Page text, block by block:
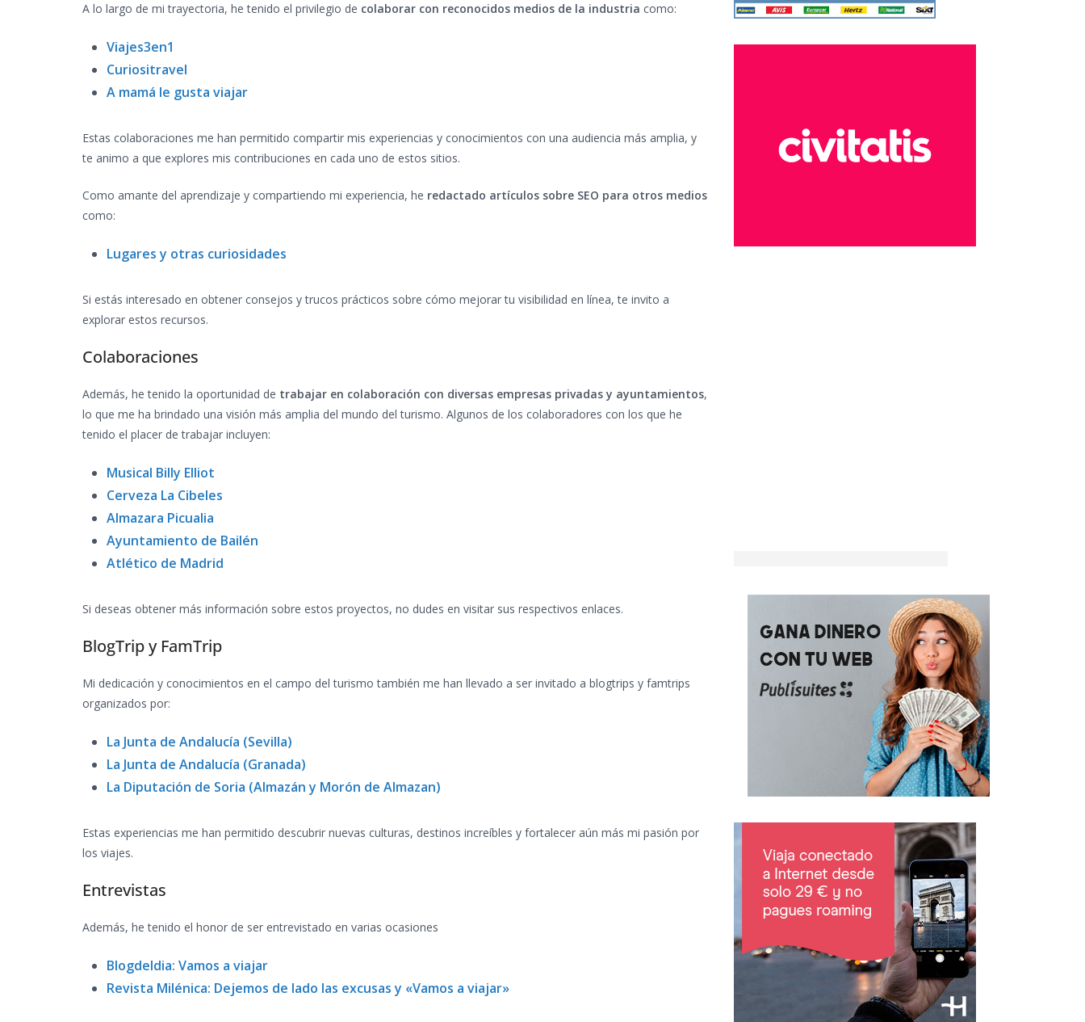
A lo largo de mi trayectoria, he tenido el privilegio de colaborar con reconocidos medios de la industria como:
Viajes3en1
Curiositravel
A mamá le gusta viajar
Estas colaboraciones me han permitido compartir mis experiencias y conocimientos con una audiencia más amplia, y
te animo a que explores mis contribuciones en cada uno de estos sitios.
Como amante del aprendizaje y compartiendo mi experiencia, he redactado artículos sobre SEO para otros medios
como:
Lugares y otras curiosidades
Si estás interesado en obtener consejos y trucos prácticos sobre cómo mejorar tu visibilidad en línea, te invito a
explorar estos recursos.
Colaboraciones
Además, he tenido la oportunidad de trabajar en colaboración con diversas empresas privadas y ayuntamientos,
lo que me ha brindado una visión más amplia del mundo del turismo. Algunos de los colaboradores con los que he
tenido el placer de trabajar incluyen:
Musical Billy Elliot
Cerveza La Cibeles
Almazara Picualia
Ayuntamiento de Bailén
Atlético de Madrid
Si deseas obtener más información sobre estos proyectos, no dudes en visitar sus respectivos enlaces.
BlogTrip y FamTrip
Mi dedicación y conocimientos en el campo del turismo también me han llevado a ser invitado a blogtrips y famtrips
organizados por:
La Junta de Andalucía (Sevilla)
La Junta de Andalucía (Granada)
La Diputación de Soria (Almazán y Morón de Almazan)
Estas experiencias me han permitido descubrir nuevas culturas, destinos increíbles y fortalecer aún más mi pasión por
los viajes.
Entrevistas
Además, he tenido el honor de ser entrevistado en varias ocasiones
Blogdeldia: Vamos a viajar
Revista Milénica: Dejemos de lado las excusas y «Vamos a viajar»